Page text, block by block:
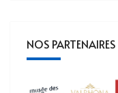
NOS PARTENAIRES